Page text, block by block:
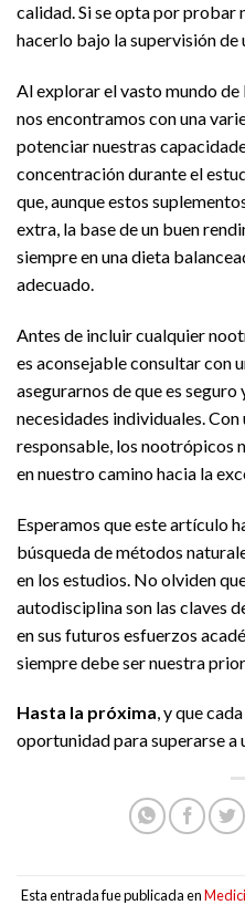
calidad. Si se opta por probar
hacerlo bajo la supervisión de
Al explorar el vasto mundo de
nos encontramos con una
potenciar nuestras
concentración durante el
que, aunque estos
extra, la base de un buen
siempre en una dieta
adecuado.
Antes de incluir cualquier
es aconsejable consultar con
asegurarnos de que es
necesidades individuales.
responsable, los nootrópicos
en nuestro camino hacia la
Esperamos que este artículo
búsqueda de métodos
en los estudios. No olviden
autodisciplina son las claves
en sus futuros esfuerzos
siempre debe ser nuestra
Hasta la próxima, y que
oportunidad para superarse a
Esta entrada fue publicada en